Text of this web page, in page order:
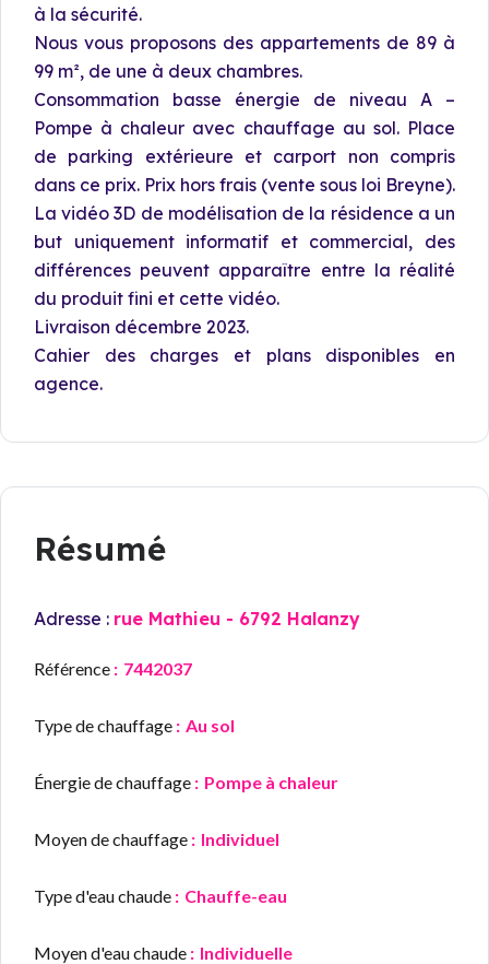
à la sécurité.
Nous vous proposons des appartements de 89 à
99 m², de une à deux chambres.
Consommation basse énergie de niveau A –
Pompe à chaleur avec chauffage au sol. Place
de parking extérieure et carport non compris
dans ce prix. Prix hors frais (vente sous loi Breyne).
La vidéo 3D de modélisation de la résidence a un
but uniquement informatif et commercial, des
différences peuvent apparaître entre la réalité
du produit fini et cette vidéo.
Livraison décembre 2023.
Cahier des charges et plans disponibles en
agence.
Résumé
Adresse : rue Mathieu - 6792 Halanzy
Référence 7442037
Type de chauffage Au sol
Énergie de chauffage Pompe à chaleur
Moyen de chauffage Individuel
Type d'eau chaude Chauffe-eau
Moyen d'eau chaude Individuelle